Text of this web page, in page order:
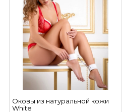
Оковы из натуральной кожи
White